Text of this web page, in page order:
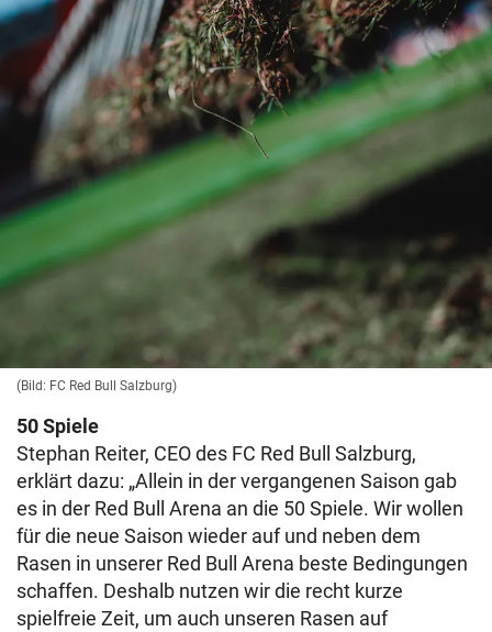
(Bild: FC Red Bull Salzburg)
50 Spiele
Stephan Reiter, CEO des FC Red Bull Salzburg,
erklärt dazu: „Allein in der vergangenen Saison gab
es in der Red Bull Arena an die 50 Spiele. Wir wollen
für die neue Saison wieder auf und neben dem
Rasen in unserer Red Bull Arena beste Bedingungen
schaffen. Deshalb nutzen wir die recht kurze
spielfreie Zeit, um auch unseren Rasen auf